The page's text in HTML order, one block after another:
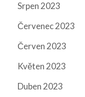
Srpen 2023
Červenec 2023
Červen 2023
Květen 2023
Duben 2023